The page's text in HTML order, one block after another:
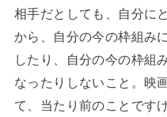
相手だとしても、自分に
から、自分の今の枠組み
したり、自分の今の枠組
なったりしないこと。映
て、当たり前のことです